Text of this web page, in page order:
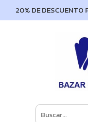
20% DE DESCUENTO